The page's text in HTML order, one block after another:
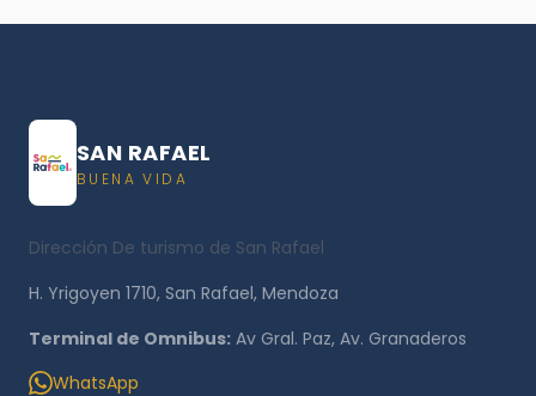
SAN RAFAEL
BUENA VIDA
Dirección De turismo de San Rafael
H. Yrigoyen 1710, San Rafael, Mendoza
Terminal de Omnibus: Av Gral. Paz, Av. Granaderos
WhatsApp